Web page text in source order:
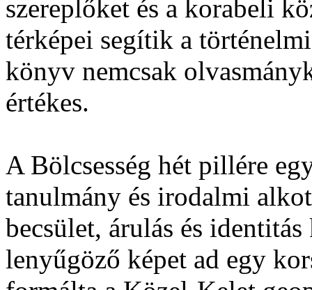
szereplőket és a korabeli
térképei segítik a
könyv nemcsak
értékes.
A Bölcsesség hét pillére
tanulmány és irodalmi
becsület, árulás és
lenyűgöző képet ad egy